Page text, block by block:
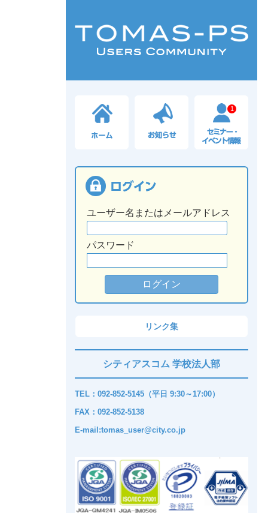
1
ユーザー名またはメールアドレス
パスワード
リンク集
シティアスコム 学校法人部
TEL：092-852-5145（平日 9:30～17:00）
FAX：092-852-5138
E-mail:tomas_user@city.co.jp